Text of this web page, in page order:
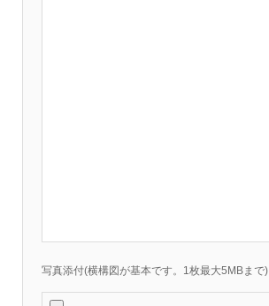
写真添付(横構図が基本です。1枚最大5MBまで)